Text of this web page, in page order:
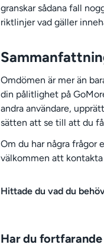
granskar sådana fall
riktlinjer vad gäller
Omdömen är mer än
din pålitlighet på
andra användare,
sätten att se till att du
Om du har några frågor
välkommen att
Hittade du vad du
Har du